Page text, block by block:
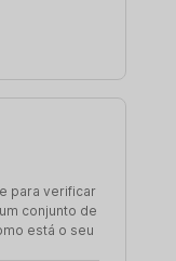
para verificar
conjunto de
está o seu